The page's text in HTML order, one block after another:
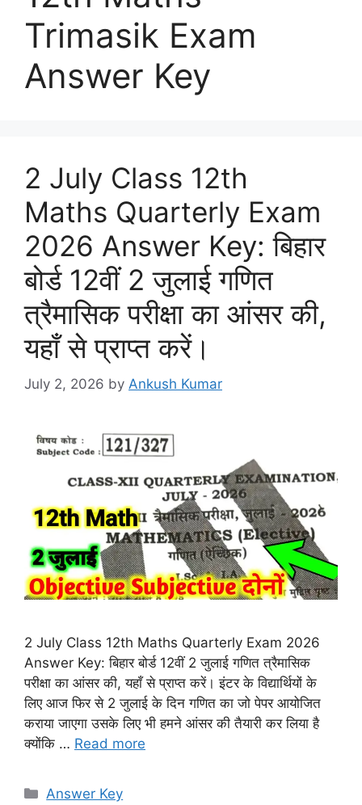
Trimasik Exam
Answer Key
2 July Class 12th
Maths Quarterly Exam
2026 Answer Key: बिहार
बोर्ड 12वीं 2 जुलाई गणित
त्रैमासिक परीक्षा का आंसर की,
यहाँ से प्राप्त करें।
July 2, 2026 by Ankush Kumar
2 July Class 12th Maths Quarterly Exam 2026
Answer Key: बिहार बोर्ड 12वीं 2 जुलाई गणित त्रैमासिक
परीक्षा का आंसर की, यहाँ से प्राप्त करें। इंटर के विद्यार्थियों के
लिए आज फिर से 2 जुलाई के दिन गणित का जो पेपर आयोजित
कराया जाएगा उसके लिए भी हमने आंसर की तैयारी कर लिया है
क्योंकि … Read more
Categories
Answer Key